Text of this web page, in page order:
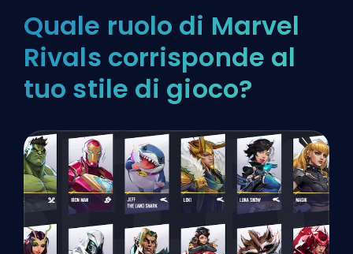
Quale ruolo di Marvel
Rivals corrisponde al
tuo stile di gioco?